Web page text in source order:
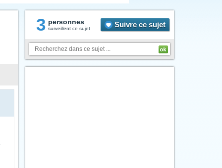
3 personnes
surveillent ce sujet Suivre ce sujet